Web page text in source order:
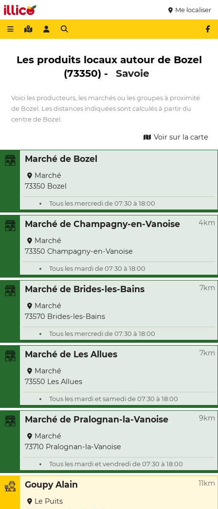
Me localiser
Les produits locaux autour de Bozel
(73350) -
Savoie
Voici les producteurs, les marchés ou les groupes à proximité
de Bozel. Les distances indiquées sont calculés à partir du
centre de Bozel.
Voir sur la carte
Marché de Bozel
Marché
73350 Bozel
Tous les mercredi de 07:30 à 18:00
Marché de Champagny-en-Vanoise 4km
Marché
73350 Champagny-en-Vanoise
Tous les mardi de 07:30 à 18:00
Marché de Brides-les-Bains 7km
Marché
73570 Brides-les-Bains
Tous les mercredi de 07:30 à 18:00
Marché de Les Allues 7km
Marché
73550 Les Allues
Tous les mardi et samedi de 07:30 à 18:00
Marché de Pralognan-la-Vanoise 9km
Marché
73710 Pralognan-la-Vanoise
Tous les mardi et vendredi de 07:30 à 18:00
Goupy Alain 11km
Le Puits